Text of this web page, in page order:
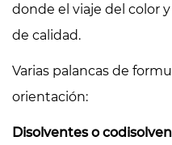
donde el viaje del color
de calidad.
Varias palancas de
orientación:
Disolventes o